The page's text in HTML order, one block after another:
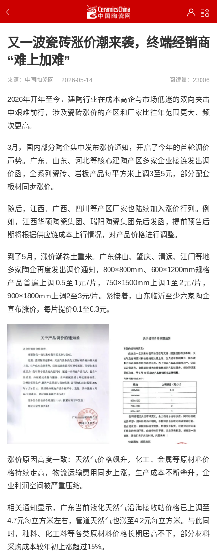
又一波瓷砖涨价潮来袭，终端经销商
“难上加难”
来源：中国陶瓷网 2026-05-14 阅读量：23006
2026年开年至今，建陶行业在成本高企与市场低迷的双向夹击
中艰难前行，涉及瓷砖涨价的产区和厂家比往年范围更大、频
次更高。
3月，国内部分陶企集中发布涨价通知，开启了今年的首轮调价
声势。广东、山东、河北等核心建陶产区多家企业接连发出调
价函，全系列瓷砖、岩板产品每平方米上调3至5元，部分配套
板材同步涨价。
随后，江西、广西、四川等产区厂家也陆续加入涨价行列。例
如，江西华硕陶瓷集团、瑞阳陶瓷集团先后发函，提前预告后
期将根据供应链成本上行情况，对产品价格进行调整。
到了5月，涨价潮卷土重来。广东佛山、肇庆、清远、江门等地
多家陶企再度发出调价通知，800×800mm、600×1200mm规格
产品普遍上调0.5至1元/片，750×1500mm上调1至2元/片，
900×1800mm上调2至3元/片。紧接着，山东临沂至少六家陶企
宣布涨价，每片提价0.1至0.3元。
涨价原因高度一致：天然气价格飙升，化工、金属等原材料价
格持续走高，物流运输费用同步上涨，生产成本不断攀升，企
业利润空间被严重压缩。
相关通知显示，广东当前液化天然气沿海接收站价格已上调至
4.7元每立方米左右，管道天然气也涨至4.2元每立方米。与此同
时，釉料、化工料等各类原材料价格长期居高不下，部分材料
采购成本较年初上涨超过15%。